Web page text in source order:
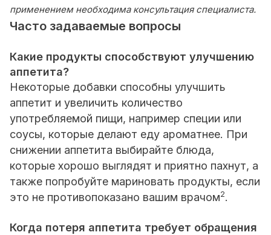
применением необходима консультация специалиста.
Часто задаваемые вопросы
Какие продукты способствуют улучшению
аппетита?
Некоторые добавки способны улучшить
аппетит и увеличить количество
употребляемой пищи, например специи или
соусы, которые делают еду ароматнее. При
снижении аппетита выбирайте блюда,
которые хорошо выглядят и приятно пахнут, а
также попробуйте мариновать продукты, если
это не противопоказано вашим врачом2.
Когда потеря аппетита требует обращения